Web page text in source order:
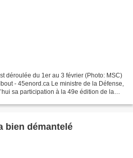
déroulée du 1er au 3 février (Photo: MSC)
- 45enord.ca Le ministre de la Défense,
sa participation à la 49e édition de la
bien démantelé